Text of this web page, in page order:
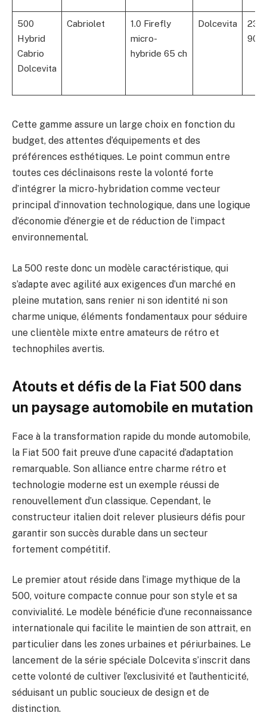
500
Hybrid
Cabrio
Dolcevita
Cabriolet
1.0 Firefly
micro-
hybride 65 ch
Dolcevita
23
900
Cette gamme assure un large choix en fonction du
budget, des attentes d’équipements et des
préférences esthétiques. Le point commun entre
toutes ces déclinaisons reste la volonté forte
d’intégrer la micro-hybridation comme vecteur
principal d’innovation technologique, dans une logique
d’économie d’énergie et de réduction de l’impact
environnemental.
La 500 reste donc un modèle caractéristique, qui
s’adapte avec agilité aux exigences d’un marché en
pleine mutation, sans renier ni son identité ni son
charme unique, éléments fondamentaux pour séduire
une clientèle mixte entre amateurs de rétro et
technophiles avertis.
Atouts et défis de la Fiat 500 dans
un paysage automobile en mutation
Face à la transformation rapide du monde automobile,
la Fiat 500 fait preuve d’une capacité d’adaptation
remarquable. Son alliance entre charme rétro et
technologie moderne est un exemple réussi de
renouvellement d’un classique. Cependant, le
constructeur italien doit relever plusieurs défis pour
garantir son succès durable dans un secteur
fortement compétitif.
Le premier atout réside dans l’image mythique de la
500, voiture compacte connue pour son style et sa
convivialité. Le modèle bénéficie d’une reconnaissance
internationale qui facilite le maintien de son attrait, en
particulier dans les zones urbaines et périurbaines. Le
lancement de la série spéciale Dolcevita s’inscrit dans
cette volonté de cultiver l’exclusivité et l’authenticité,
séduisant un public soucieux de design et de
distinction.